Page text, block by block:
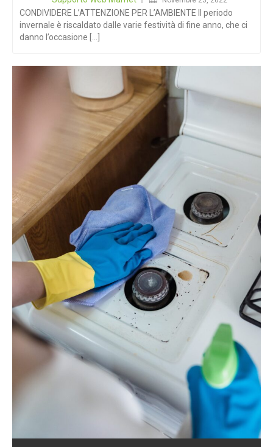
CONDIVIDERE L’ATTENZIONE PER L’AMBIENTE Il periodo
invernale è riscaldato dalle varie festività di fine anno, che ci
danno l’occasione [...]